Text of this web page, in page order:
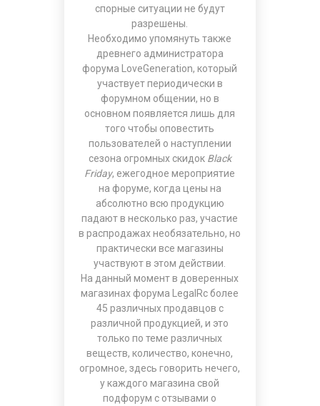
спорные ситуации не будут
разрешены.
Необходимо упомянуть также
древнего администратора
форума LoveGeneration, который
участвует периодически в
форумном общении, но в
основном появляется лишь для
того чтобы оповестить
пользователей о наступлении
сезона огромных скидок Black
Friday, ежегодное мероприятие
на форуме, когда цены на
абсолютно всю продукцию
падают в несколько раз, участие
в распродажах необязательно, но
практически все магазины
участвуют в этом действии.
На данный момент в доверенных
магазинах форума
LegalRcболее
45 различных продавцов с
различной продукцией, и это
только по теме различных
веществ, количество, конечно,
огромное, здесь говорить нечего,
у каждого магазина свой
подфорум с отзывами о